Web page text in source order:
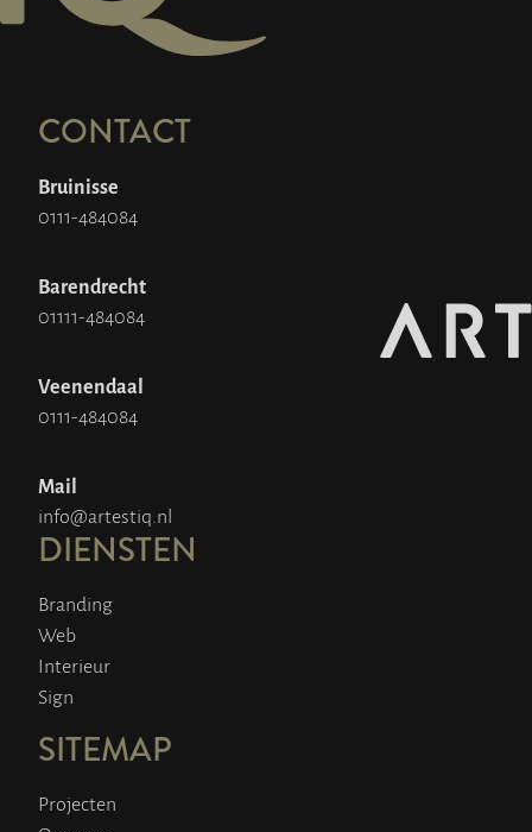
CONTACT
Bruinisse
0111-484084
Barendrecht
01111-484084
Veenendaal
0111-484084
Mail
info@artestiq.nl
DIENSTEN
Branding
Web
Interieur
Sign
SITEMAP
Projecten